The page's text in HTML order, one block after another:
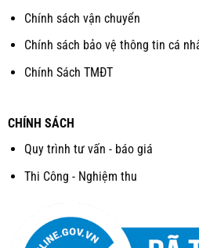
Chính sách vận chuyển
Chính sách bảo vệ thông tin cá
Chính Sách TMĐT
CHÍNH SÁCH
Quy trình tư vấn - báo giá
Thi Công - Nghiệm thu